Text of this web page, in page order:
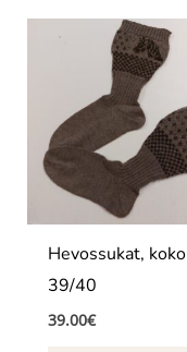
Hevossukat, koko
39/40
39.00€